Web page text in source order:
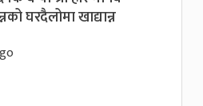
घरदैलोमा खाद्यान्न